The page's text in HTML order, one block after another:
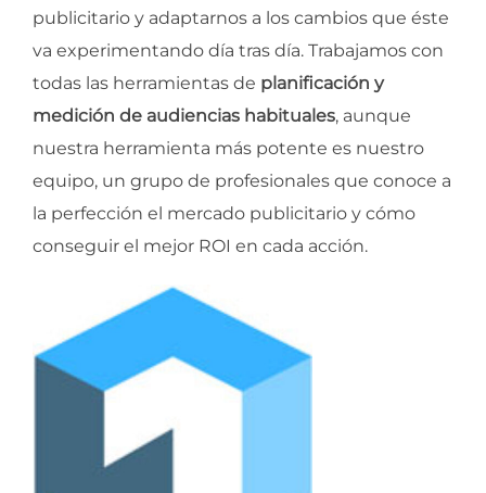
publicitario y adaptarnos a los cambios que éste
va experimentando día tras día. Trabajamos con
todas las herramientas de planificación y
medición de audiencias habituales, aunque
nuestra herramienta más potente es nuestro
equipo, un grupo de profesionales que conoce a
la perfección el mercado publicitario y cómo
conseguir el mejor ROI en cada acción.